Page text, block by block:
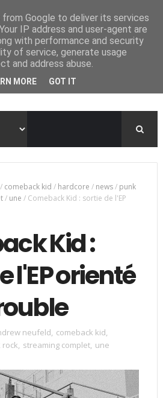
/ comeback kid / hardcore / news/ punk
/ une / Comeback Kid : sortie de l'EP
Kid :
l'EP orienté
neufeld, comeback kid,
rock, streaming complet, une
Google to deliver its services
IP address and user-agent are
with performance and security
of service, generate usage
and address abuse.
MORE GOT IT